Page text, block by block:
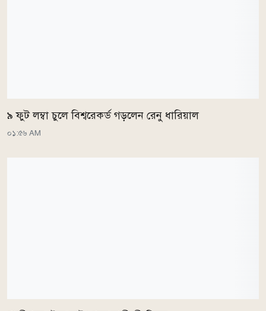
৯ ফুট লম্বা চুলে বিশ্বরেকর্ড গড়লেন রেনু ধারিয়াল
০১:৫৬ AM